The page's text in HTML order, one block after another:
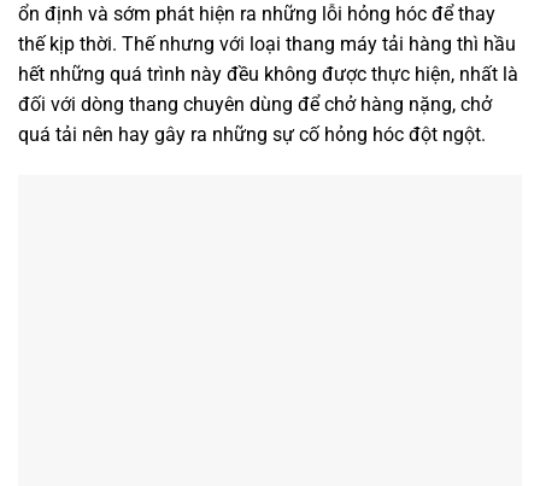
ổn định và sớm phát hiện ra những lỗi hỏng hóc để thay
thế kịp thời. Thế nhưng với loại thang máy tải hàng thì hầu
hết những quá trình này đều không được thực hiện, nhất là
đối với dòng thang chuyên dùng để chở hàng nặng, chở
quá tải nên hay gây ra những sự cố hỏng hóc đột ngột.